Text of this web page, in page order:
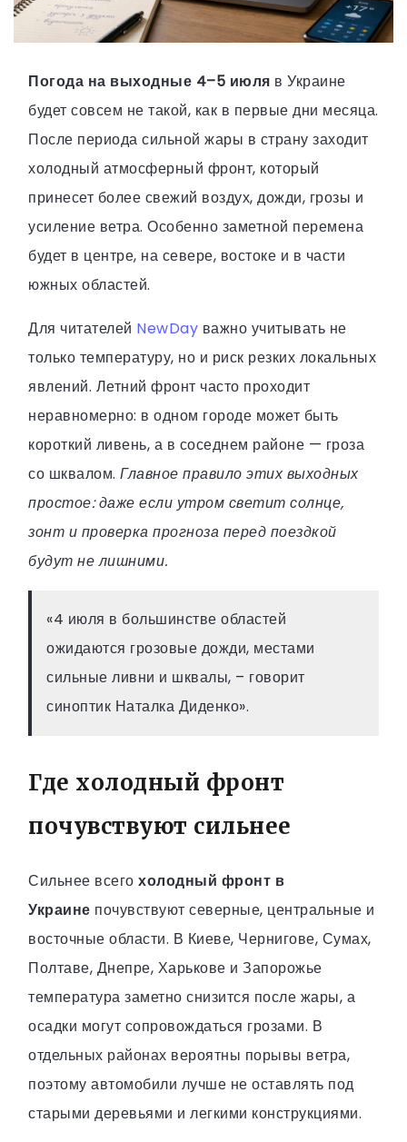
Погода на выходные 4–5 июля в Украине
будет совсем не такой, как в первые дни месяца.
После периода сильной жары в страну заходит
холодный атмосферный фронт, который
принесет более свежий воздух, дожди, грозы и
усиление ветра. Особенно заметной перемена
будет в центре, на севере, востоке и в части
южных областей.
Для читателей NewDay важно учитывать не
только температуру, но и риск резких локальных
явлений. Летний фронт часто проходит
неравномерно: в одном городе может быть
короткий ливень, а в соседнем районе — гроза
со шквалом. Главное правило этих выходных
простое: даже если утром светит солнце,
зонт и проверка прогноза перед поездкой
будут не лишними.
«4 июля в большинстве областей
ожидаются грозовые дожди, местами
сильные ливни и шквалы, – говорит
синоптик Наталка Диденко».
Где холодный фронт
почувствуют сильнее
Сильнее всего холодный фронт в
Украине почувствуют северные, центральные и
восточные области. В Киеве, Чернигове, Сумах,
Полтаве, Днепре, Харькове и Запорожье
температура заметно снизится после жары, а
осадки могут сопровождаться грозами. В
отдельных районах вероятны порывы ветра,
поэтому автомобили лучше не оставлять под
старыми деревьями и легкими конструкциями.